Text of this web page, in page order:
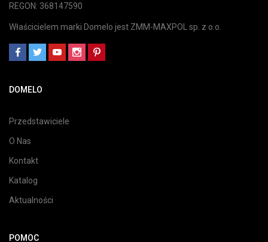
REGON: 368147590
Właścicielem marki Domelo jest ZMM-MAXPOL sp. z o.o.
DOMELO
Przedstawiciele
O Nas
Kontakt
Katalog
Aktualności
POMOC